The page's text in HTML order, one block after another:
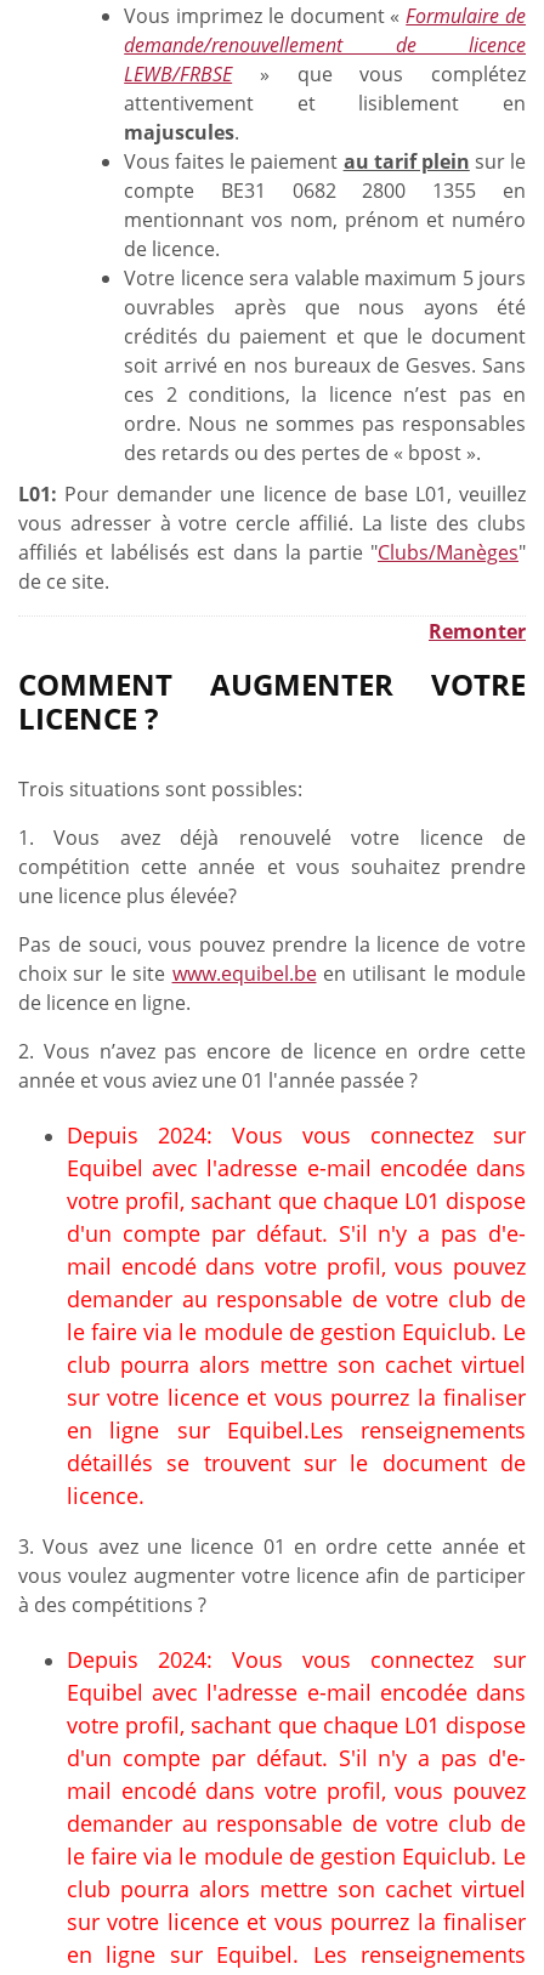
Vous imprimez le document «Formulaire de
demande/renouvellement de licence
LEWB/FRBSE» que vous complétez
attentivement et lisiblement en
majuscules.
Vous faites le paiement au tarif plein sur le
compte BE31 0682 2800 1355 en
mentionnant vos nom, prénom et numéro
de licence.
Votre licence sera valable maximum 5 jours
ouvrables après que nous ayons été
crédités du paiement et que le document
soit arrivé en nos bureaux de Gesves. Sans
ces 2 conditions, la licence n’est pas en
ordre. Nous ne sommes pas responsables
des retards ou des pertes de « bpost ».
L01: Pour demander une licence de base L01, veuillez
vous adresser à votre cercle affilié. La liste des clubs
affiliés et labélisés est dans la partie "Clubs/Manèges"
de ce site.
Remonter
COMMENT AUGMENTER VOTRE
LICENCE ?
Trois situations sont possibles:
1. Vous avez déjà renouvelé votre licence de
compétition cette année et vous souhaitez prendre
une licence plus élevée?
Pas de souci, vous pouvez prendre la licence de votre
choix sur le site www.equibel.been utilisant le module
de licence en ligne.
2. Vous n’avez pas encore de licence en ordre cette
année et vous aviez une 01 l'année passée ?
Depuis 2024: Vous vous connectez sur
Equibel avec l'adresse e-mail encodée dans
votre profil, sachant que chaque L01 dispose
d'un compte par défaut. S'il n'y a pas d'e-
mail encodé dans votre profil, vous pouvez
demander au responsable de votre club de
le faire via le module de gestion Equiclub. Le
club pourra alors mettre son cachet virtuel
sur votre licence et vous pourrez la finaliser
en ligne sur Equibel.Les renseignements
détaillés se trouvent sur le document de
licence.
3. Vous avez une licence 01 en ordre cette année et
vous voulez augmenter votre licence afin de participer
à des compétitions ?
Depuis 2024: Vous vous connectez sur
Equibel avec l'adresse e-mail encodée dans
votre profil, sachant que chaque L01 dispose
d'un compte par défaut. S'il n'y a pas d'e-
mail encodé dans votre profil, vous pouvez
demander au responsable de votre club de
le faire via le module de gestion Equiclub. Le
club pourra alors mettre son cachet virtuel
sur votre licence et vous pourrez la finaliser
en ligne sur Equibel. Les renseignements